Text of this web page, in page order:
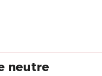
neutre